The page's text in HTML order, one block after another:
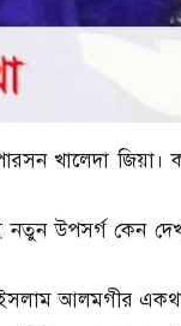
খালেদা জিয়া।
নতুন উপসর্গ কেন
আলমগীর